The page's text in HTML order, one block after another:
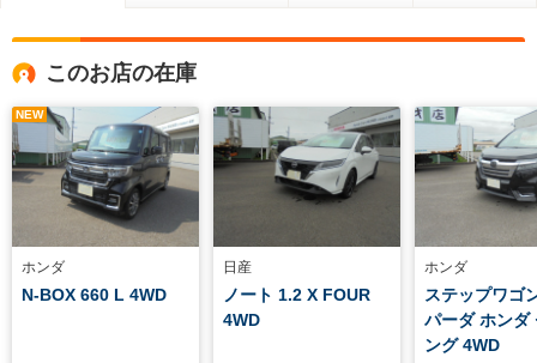
このお店の在庫
NEW
ホンダ
N-BOX 660 L 4WD
日産
ノート 1.2 X FOUR
4WD
ホンダ
ステップワゴ
パーダ ホンダ
ング 4WD